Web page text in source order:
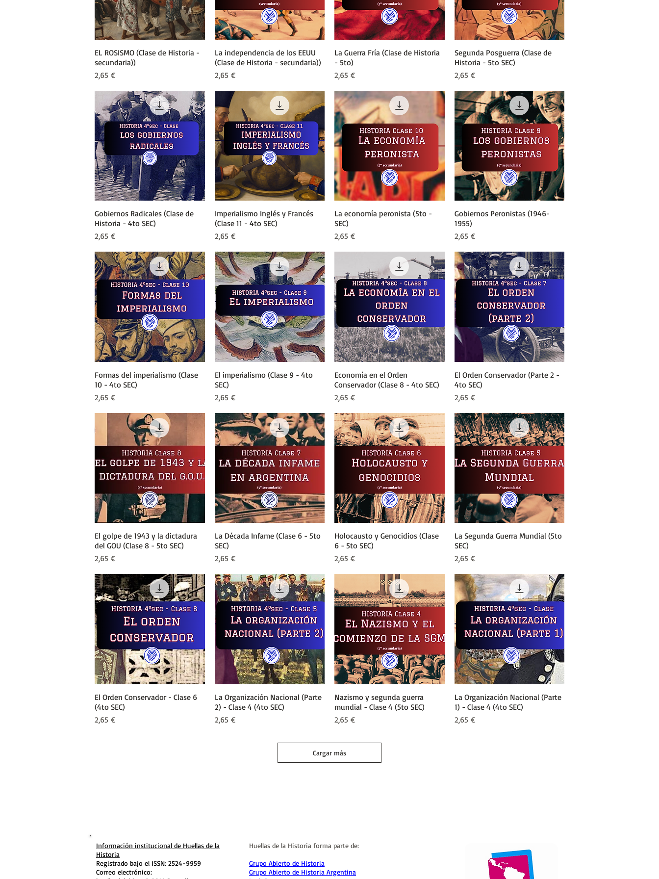
Vista rápida
EL ROSISMO (Clase de Historia -
secundaria))
Precio
2,65 €
Vista rápida
La independencia de los EEUU
(Clase de Historia - secundaria))
Precio
2,65 €
Vista rápida
La Guerra Fría (Clase de Historia
- 5to)
Precio
2,65 €
Vista rápida
Segunda Posguerra (Clase de
Historia - 5to SEC)
Precio
2,65 €
Vista rápida
Gobiernos Radicales (Clase de
Historia - 4to SEC)
Precio
2,65 €
Vista rápida
Imperialismo Inglés y Francés
(Clase 11 - 4to SEC)
Precio
2,65 €
Vista rápida
La economía peronista (5to -
SEC)
Precio
2,65 €
Vista rápida
Gobiernos Peronistas (1946-
1955)
Precio
2,65 €
Vista rápida
Formas del imperialismo (Clase
10 - 4to SEC)
Precio
2,65 €
Vista rápida
El imperialismo (Clase 9 - 4to
SEC)
Precio
2,65 €
Vista rápida
Economía en el Orden
Conservador (Clase 8 - 4to SEC)
Precio
2,65 €
Vista rápida
El Orden Conservador (Parte 2 -
4to SEC)
Precio
2,65 €
Vista rápida
El golpe de 1943 y la dictadura
del GOU (Clase 8 - 5to SEC)
Precio
2,65 €
Vista rápida
La Década Infame (Clase 6 - 5to
SEC)
Precio
2,65 €
Vista rápida
Holocausto y Genocidios (Clase
6 - 5to SEC)
Precio
2,65 €
Vista rápida
La Segunda Guerra Mundial (5to
SEC)
Precio
2,65 €
Vista rápida
El Orden Conservador - Clase 6
(4to SEC)
Precio
2,65 €
Vista rápida
La Organización Nacional (Parte
2) - Clase 4 (4to SEC)
Precio
2,65 €
Vista rápida
Nazismo y segunda guerra
mundial - Clase 4 (5to SEC)
Precio
2,65 €
Vista rápida
La Organización Nacional (Parte
1) - Clase 4 (4to SEC)
Precio
2,65 €
Cargar más
Información institucional de Huellas de la
Historia
Registrado bajo el ISSN: 2524-9959
Correo electrónico:
Huellas de la Historia forma parte de:
Grupo Abierto de Historia
Grupo Abierto de Historia Argentina